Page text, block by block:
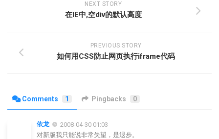
NEXT STORY
在IE中,空div的默认高度
PREVIOUS STORY
如何用CSS防止网页执行iframe代码
Comments 1 Pingbacks 0
依龙
2008-04-30 01:03
对新版我只能说非常失望，是退步。